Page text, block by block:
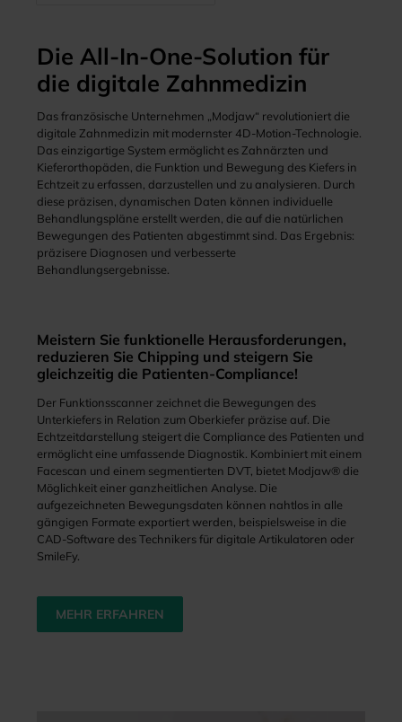
Die All-In-One-Solution für
die digitale Zahnmedizin
Das französische Unternehmen „Modjaw“ revolutioniert die
digitale Zahnmedizin mit modernster 4D-Motion-Technologie.
Das einzigartige System ermöglicht es Zahnärzten und
Kieferorthopäden, die Funktion und Bewegung des Kiefers in
Echtzeit zu erfassen, darzustellen und zu analysieren. Durch
diese präzisen, dynamischen Daten können individuelle
Behandlungspläne erstellt werden, die auf die natürlichen
Bewegungen des Patienten abgestimmt sind. Das Ergebnis:
präzisere Diagnosen und verbesserte
Behandlungsergebnisse.
Meistern Sie funktionelle Herausforderungen,
reduzieren Sie Chipping und steigern Sie
gleichzeitig die Patienten-Compliance!
Der Funktionsscanner zeichnet die Bewegungen des
Unterkiefers in Relation zum Oberkiefer präzise auf. Die
Echtzeitdarstellung steigert die Compliance des Patienten und
ermöglicht eine umfassende Diagnostik. Kombiniert mit einem
Facescan und einem segmentierten DVT, bietet Modjaw® die
Möglichkeit einer ganzheitlichen Analyse. Die
aufgezeichneten Bewegungsdaten können nahtlos in alle
gängigen Formate exportiert werden, beispielsweise in die
CAD-Software des Technikers für digitale Artikulatoren oder
SmileFy.
MEHR ERFAHREN